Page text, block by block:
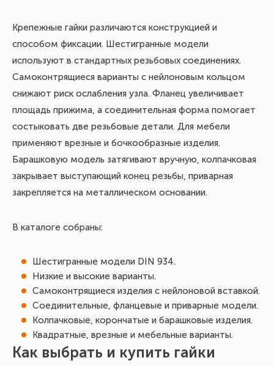
Крепежные гайки различаются конструкцией и
способом фиксации. Шестигранные модели
используют в стандартных резьбовых соединениях.
Самоконтрящиеся варианты с нейлоновым кольцом
снижают риск ослабления узла. Фланец увеличивает
площадь прижима, а соединительная форма помогает
состыковать две резьбовые детали. Для мебели
применяют врезные и бочкообразные изделия.
Барашковую модель затягивают вручную, колпачковая
закрывает выступающий конец резьбы, приварная
закрепляется на металлическом основании.
В каталоге собраны:
Шестигранные модели DIN 934.
Низкие и высокие варианты.
Самоконтрящиеся изделия с нейлоновой вставкой.
Соединительные, фланцевые и приварные модели.
Колпачковые, корончатые и барашковые изделия.
Квадратные, врезные и мебельные варианты.
Как выбрать и купить гайки